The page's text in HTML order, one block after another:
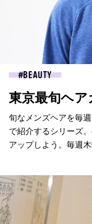
BEAUTY
東京最旬ヘ
旬なメンズヘアを毎
で紹介するシリーズ
アップしよう。毎週木